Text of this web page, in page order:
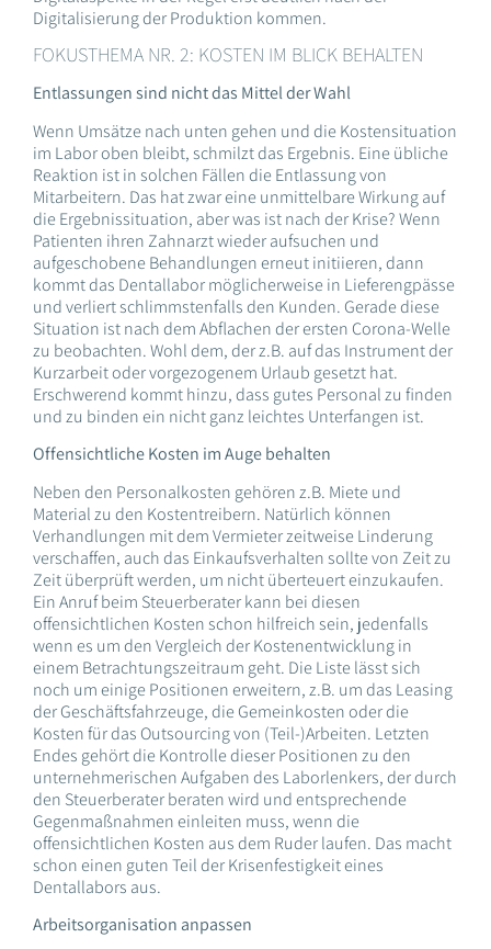
Digitalisierung der Produktion kommen.
FOKUSTHEMA NR. 2: KOSTEN IM BLICK BEHALTEN
Entlassungen sind nicht das Mittel der Wahl
Wenn Umsätze nach unten gehen und die Kostensituation
im Labor oben bleibt, schmilzt das Ergebnis. Eine übliche
Reaktion ist in solchen Fällen die Entlassung von
Mitarbeitern. Das hat zwar eine unmittelbare Wirkung auf
die Ergebnissituation, aber was ist nach der Krise? Wenn
Patienten ihren Zahnarzt wieder aufsuchen und
aufgeschobene Behandlungen erneut initiieren, dann
kommt das Dentallabor möglicherweise in Lieferengpässe
und verliert schlimmstenfalls den Kunden. Gerade diese
Situation ist nach dem Abflachen der ersten Corona-Welle
zu beobachten. Wohl dem, der z.B. auf das Instrument der
Kurzarbeit oder vorgezogenem Urlaub gesetzt hat.
Erschwerend kommt hinzu, dass gutes Personal zu finden
und zu binden ein nicht ganz leichtes Unterfangen ist.
Offensichtliche Kosten im Auge behalten
Neben den Personalkosten gehören z.B. Miete und
Material zu den Kostentreibern. Natürlich können
Verhandlungen mit dem Vermieter zeitweise Linderung
verschaffen, auch das Einkaufsverhalten sollte von Zeit zu
Zeit überprüft werden, um nicht überteuert einzukaufen.
Ein Anruf beim Steuerberater kann bei diesen
offensichtlichen Kosten schon hilfreich sein, jedenfalls
wenn es um den Vergleich der Kostenentwicklung in
einem Betrachtungszeitraum geht. Die Liste lässt sich
noch um einige Positionen erweitern, z.B. um das Leasing
der Geschäftsfahrzeuge, die Gemeinkosten oder die
Kosten für das Outsourcing von (Teil-)Arbeiten. Letzten
Endes gehört die Kontrolle dieser Positionen zu den
unternehmerischen Aufgaben des Laborlenkers, der durch
den Steuerberater beraten wird und entsprechende
Gegenmaßnahmen einleiten muss, wenn die
offensichtlichen Kosten aus dem Ruder laufen. Das macht
schon einen guten Teil der Krisenfestigkeit eines
Dentallabors aus.
Arbeitsorganisation anpassen